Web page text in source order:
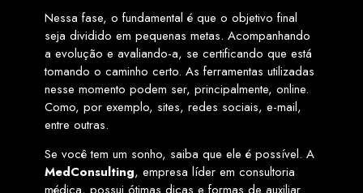
Nessa fase, o fundamental é que o objetivo final
seja dividido em pequenas metas. Acompanhando
a evolução e avaliando-a, se certificando que está
tomando o caminho certo. As ferramentas utilizadas
nesse momento podem ser, principalmente, online.
Como, por exemplo, sites, redes sociais, e-mail,
entre outras.
Se você tem um sonho, saiba que ele é possível. A
MedConsulting, empresa líder em consultoria